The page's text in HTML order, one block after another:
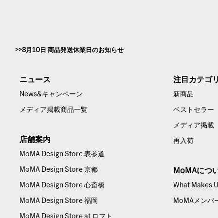
8月10日 商品発送休業日のお知らせ
ニュース
News&キャンペーン
メディア掲載商品一覧
店舗案内
MoMA Design Store 表参道
MoMA Design Store 京都
MoMA Design Store 心斎橋
MoMA Design Store 福岡
MoMA Design Store at ロフト
注目カテゴ
新商品
ベストセラー
メディア掲載
再入荷
MoMAにつ
What Makes
MoMAメンバ